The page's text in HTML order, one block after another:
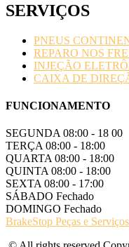
SERVIÇOS
PNEUS
REPARO NOS
INJEÇÃO
CAIXA DE
FUNCIONAMENTO
SEGUNDA 08:00 - 18 00
TERÇA 08:00 - 18:00
QUARTA 08:00 - 18:00
QUINTA 08:00 - 18:00
SEXTA 08:00 - 17:00
SÁBADO Fechado
DOMINGO Fechado
BrakeStop Peças e